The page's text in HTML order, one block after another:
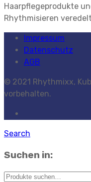
Haarpflegeprodukte
Rhythmisieren
Impressum
Datenschutz
AGB
© 2021 Rhythmixx,
vorbehalten.
Search
Suchen in: